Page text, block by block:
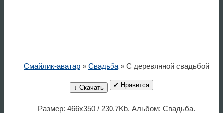
Смайлик-аватар» Свадьба» С деревянной свадьбой
↓ Скачать ✔ Нравится
Размер: 466x350 / 230.7Kb. Альбом: Свадьба.